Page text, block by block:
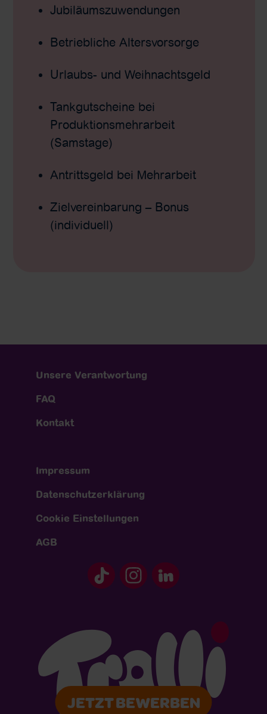
JETZT BEWERBEN
Jubiläumszuwendungen
Betriebliche Altersvorsorge
Urlaubs- und Weihnachtsgeld
Tankgutscheine bei
Produktionsmehrarbeit
(Samstage)
Antrittsgeld bei Mehrarbeit
Zielvereinbarung – Bonus
(individuell)
Unsere Verantwortung
FAQ
Kontakt
Impressum
Datenschutzerklärung
Cookie Einstellungen
AGB